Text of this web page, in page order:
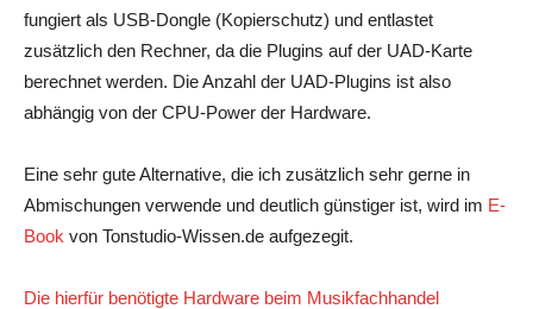
fungiert als USB-Dongle (Kopierschutz) und entlastet
zusätzlich den Rechner, da die Plugins auf der UAD-Karte
berechnet werden. Die Anzahl der UAD-Plugins ist also
abhängig von der CPU-Power der Hardware.
Eine sehr gute Alternative, die ich zusätzlich sehr gerne in
Abmischungen verwende und deutlich günstiger ist, wird im E-
Book von Tonstudio-Wissen.de aufgezegit.
Die hierfür benötigte Hardware beim Musikfachhandel